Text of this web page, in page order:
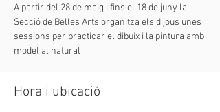
A partir del 28 de maig i fins el 18 de juny la
Secció de Belles Arts organitza els dijous unes
sessions per practicar el dibuix i la pintura amb
model al natural
Hora i ubicació